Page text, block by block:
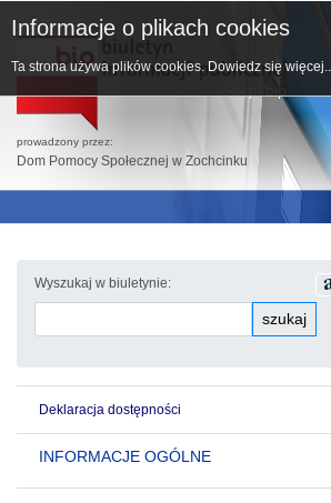
prowadzony przez:
Dom Pomocy Społecznej w Zochcinku
Wyszukaj w biuletynie:
szukaj
Deklaracja dostępności
INFORMACJE OGÓLNE
Informacje o plikach cookies
Ta strona używa plików cookies. Dowiedz się więcej...